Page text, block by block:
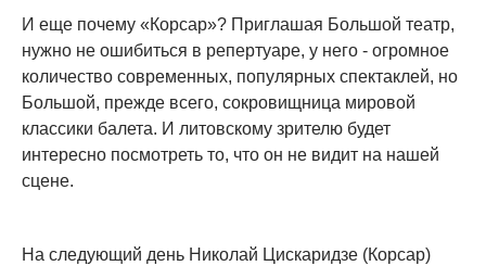
И еще почему «Корсар»? Приглашая Большой театр,
нужно не ошибиться в репертуаре, у него - огромное
количество современных, популярных спектаклей, но
Большой, прежде всего, сокровищница мировой
классики балета. И литовскому зрителю будет
интересно посмотреть то, что он не видит на нашей
сцене.
На следующий день Николай Цискаридзе (Корсар)